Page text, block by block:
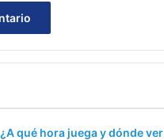
¿A qué hora juega y dónde ver